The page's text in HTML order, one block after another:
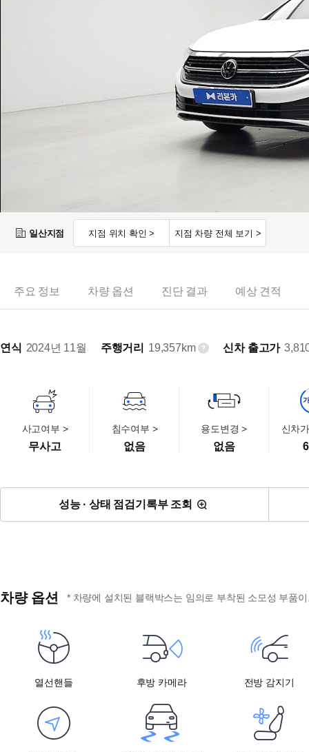
일산지점 지점 위치 확인 > 지점 차량 전체 보기 >
주요 정보 차량 옵션 진단 결과 예상 견적
연식 2024년 11월 주행거리 19,357km 신차 출고가
사고여부 >
무사고
침수여부 >
없음
용도변경 >
없음
신차
성능 · 상태 점검기록부 조회
차량 옵션 * 차량에 설치된 블랙박스는 임의로 부착된 소모성 부품
열선핸들 후방 카메라 전방 감지기